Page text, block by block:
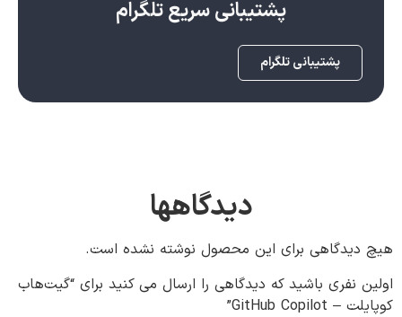
پشتیبانی سریع تلگرام
پشتیبانی تلگرام
دیدگاهها
هیچ دیدگاهی برای این محصول نوشته نشده است.
اولین نفری باشید که دیدگاهی را ارسال می کنید برای “گیت‌هاب
کوپایلت – GitHub Copilot”